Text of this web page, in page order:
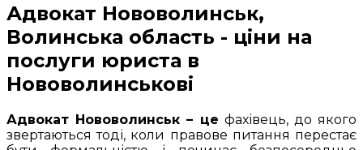
Адвокат Нововолинськ,
Волинська область - ціни на
послуги юриста в
Нововолинськові
Адвокат Нововолинськ – це фахівець, до якого
звертаються тоді, коли правове питання перестає